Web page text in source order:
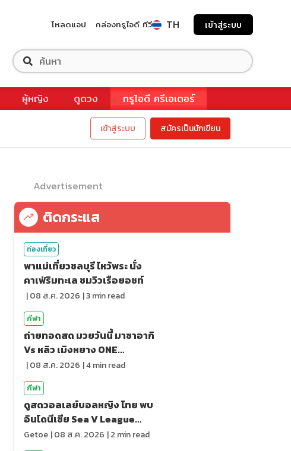
โหลดแอป กล่องทรูไอดี ทีวี TH เข้าสู่ระบบ
ผู้หญิง ดูดวง ทรูไอดี ครีเอเตอร์
เข้าสู่ระบบ สมัครเป็นนักเขียน
Advertisement
ติดกระแส
ท่องเที่ยว
พาแม่เที่ยวชลบุรี ไหว้พระ นั่ง
คาเฟ่ริมทะเล ชมวิวเรือยอชท์
|08 ส.ค. 2026 |3min read
กีฬา
ถ่ายทอดสด มวยวันนี้ มาซาอากิ
Vs หลิว เมิงหยาง ONE
Samurai 2
|08 ส.ค. 2026 |4min read
กีฬา
ดูสดวอลเลย์บอลหญิง ไทย พบ
อินโดนีเซีย Sea V League
2026
Getoe |08 ส.ค. 2026 |2 min read